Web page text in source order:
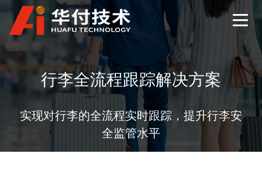
行李全流程跟踪解决方案
实现对行李的全流程实时跟踪，提升行李安
全监管水平